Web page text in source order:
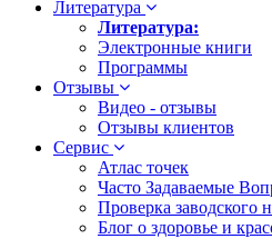
Литература
Литература:
Электронные книги
Программы
Отзывы
Видео - отзывы
Отзывы клиентов
Сервис
Атлас точек
Часто Задаваемые
Проверка заводского
Блог о здоровье и